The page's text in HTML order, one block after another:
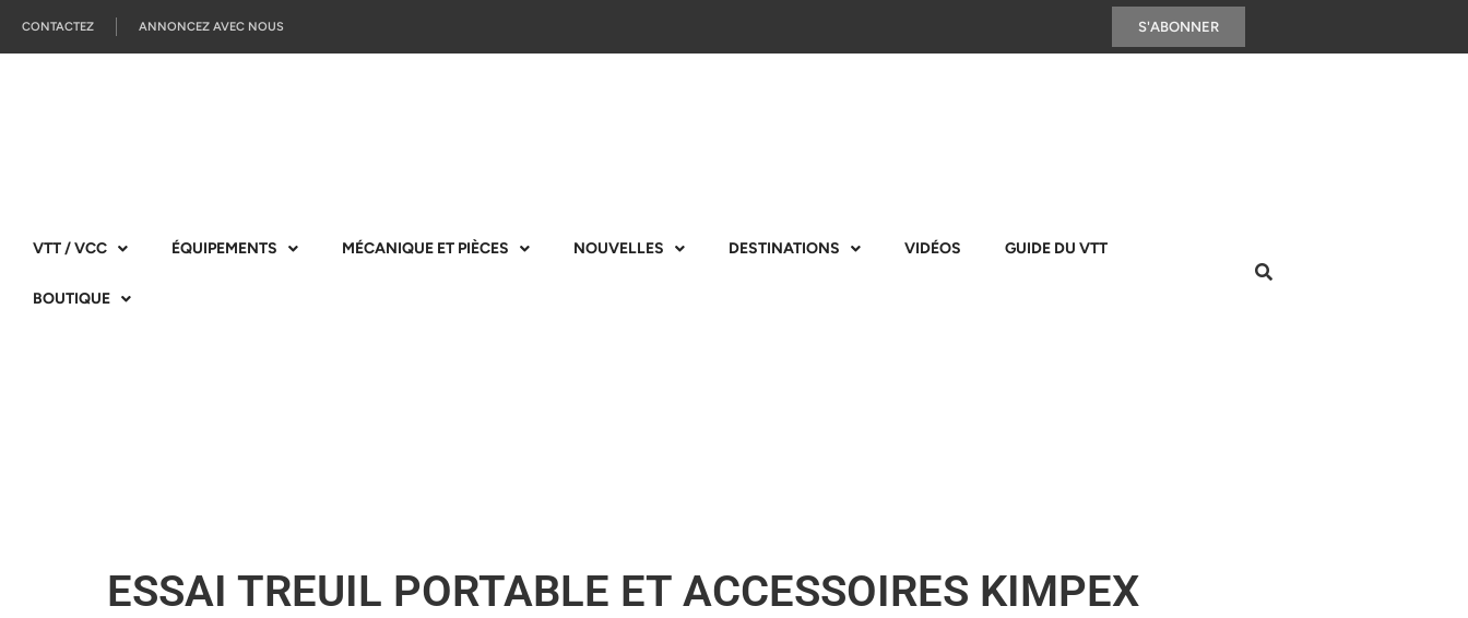
CONTACTEZ ANNONCEZ AVEC NOUS S'ABONNER
VTT / VCC ÉQUIPEMENTS MÉCANIQUE ET PIÈCES NOUVELLES DESTINATIONS VIDÉOS GUIDE DU VTT
BOUTIQUE
ESSAI TREUIL PORTABLE ET ACCESSOIRES KIMPEX